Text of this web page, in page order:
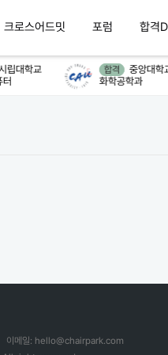
크로스어드밋 포럼 합격
대학교
합격
중앙대학교
화학공학과
이메일: hello@chairpark.com